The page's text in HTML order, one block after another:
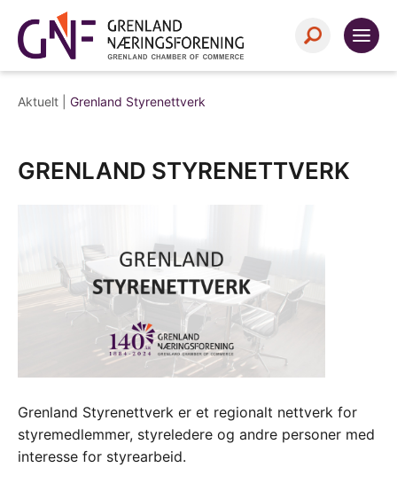
Aktuelt | Grenland Styrenettverk
GRENLAND STYRENETTVERK
Grenland Styrenettverk er et regionalt nettverk for
styremedlemmer, styreledere og andre personer med
interesse for styrearbeid.